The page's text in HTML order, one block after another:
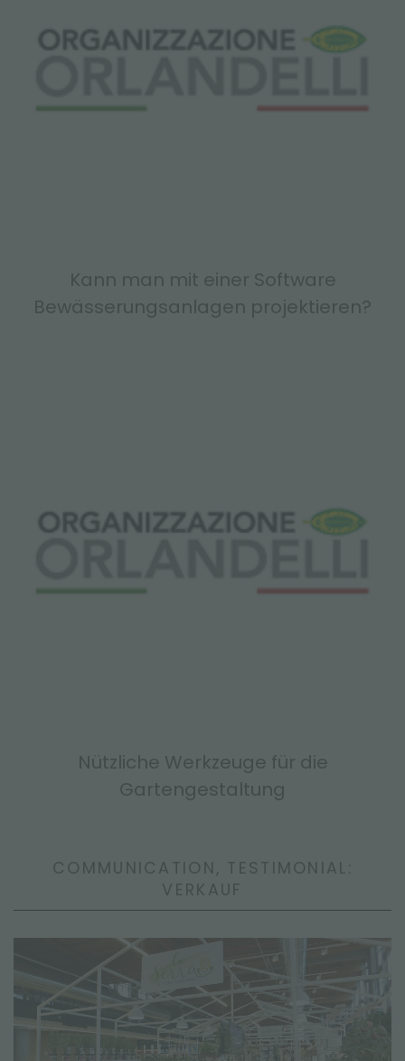
Kann man mit einer Software
Bewässerungsanlagen projektieren?
Nützliche Werkzeuge für die
Gartengestaltung
COMMUNICATION, TESTIMONIAL:
VERKAUF